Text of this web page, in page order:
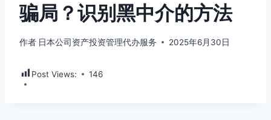
骗局？识别黑中介的方法
作者 日本公司资产投资管理代办服务 2025年6月30日
Post Views: 146